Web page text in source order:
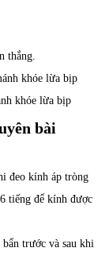
thắng.
khóe lừa bịp
bài
đeo kính áp tròng
tiếng để kính được
trước và sau khi